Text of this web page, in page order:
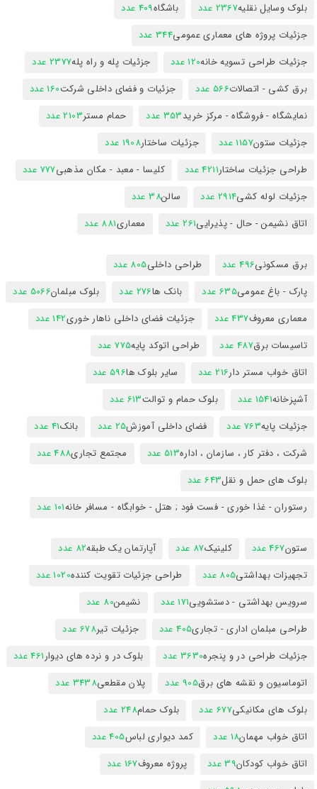
بلوک وسایل نقلیه2367 عدد باشگاه409 عدد
جزئیات پروژه های معماری عمومی344 عدد
جزئیات طراحی تسویه خانه120 عدد جزئیات پله و راه پله2377 عدد
برق کشی - اتصالات566 عدد جزئیات و فضای داخلی شرکت160 عدد
نمایشگاه - فروشگاه - مرکز خرید353 عدد حمام مستر2103 عدد
جزئیات ستون1157 عدد جزئیات ساختار1908 عدد
طراحی جزئیات ساختار4211 عدد کلیسا - معبد - مکان مذهبی777 عدد
جزئیات لوله کشی2914 عدد سالن38 عدد
اتاق نشیمن - حال - پذیرایی261 عدد معماری881 عدد
برق مسکونی496 عدد طراحی داخلی805 عدد
پارک - باغ عمومی635 عدد بانک ها276 عدد بلوک مبلمان5066 عدد
معماری معروف437 عدد جزئیات فضای داخلی ناهار خوری142 عدد
تاسیسات برق487 عدد طراحی اتوکد پایه775 عدد
اتاق خواب مستر دار216 عدد سایر بلوک ها596 عدد
آشپزخانه1541 عدد بلوک حمام و توالت613 عدد
جزئیات پایه763 عدد فضای داخلی آموزش25 عدد بانک41 عدد
شرکت ، دفتر کار ، سازمان ، اداره513 عدد مجتمع تجاری488 عدد
بلوک های حمل و نقل643 عدد
رستوران - غذا خوری - فست فود ; هتل - خوابگاه - مسافر خانه101 عدد
ستون467 عدد کلینیک87 عدد آپارتمان یک طبقه82 عدد
تجهیزات بهداشتی805 عدد طراحی جزئیات تقویت کننده1020 عدد
سرویس بهداشتی - دستشویی171 عدد نشیمن80 عدد
طراحی مبلمان اداری - تجاری405 عدد جزئیات تیر678 عدد
جزئیات طراحی در و پنجره3630 عدد بلوک در و نرده های دیوار461 عدد
اتوماسیون و نقشه های برق905 عدد پلان مقطعی3438 عدد
بلوک های مکانیکی677 عدد بلوک حمام248 عدد
اتاق خواب مهمان18 عدد کمد دیواری لباس405 عدد
اتاق خواب کودکان39 عدد پروژه معروف167 عدد